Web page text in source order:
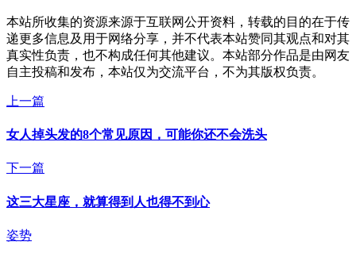
本站所收集的资源来源于互联网公开资料，转载的目的在于传
递更多信息及用于网络分享，并不代表本站赞同其观点和对其
真实性负责，也不构成任何其他建议。本站部分作品是由网友
自主投稿和发布，本站仅为交流平台，不为其版权负责。
上一篇
女人掉头发的8个常见原因，可能你还不会洗头
下一篇
这三大星座，就算得到人也得不到心
姿势